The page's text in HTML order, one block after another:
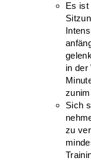
Es ist
in der
Sich
zu